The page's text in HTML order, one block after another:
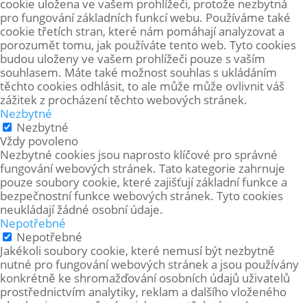
cookie uložena ve vašem prohlížeči, protože nezbytná
pro fungování základních funkcí webu. Používáme také
cookie třetích stran, které nám pomáhají analyzovat a
porozumět tomu, jak používáte tento web. Tyto cookies
budou uloženy ve vašem prohlížeči pouze s vaším
souhlasem. Máte také možnost souhlas s ukládáním
těchto cookies odhlásit, to ale může může ovlivnit váš
zážitek z procházení těchto webových stránek.
Nezbytné
Nezbytné
Vždy povoleno
Nezbytné cookies jsou naprosto klíčové pro správné
fungování webových stránek. Tato kategorie zahrnuje
pouze soubory cookie, které zajišťují základní funkce a
bezpečnostní funkce webových stránek. Tyto cookies
neukládají žádné osobní údaje.
Nepotřebné
Nepotřebné
Jakékoli soubory cookie, které nemusí být nezbytně
nutné pro fungování webových stránek a jsou používány
konkrétně ke shromažďování osobních údajů uživatelů
prostřednictvím analytiky, reklam a dalšího vloženého